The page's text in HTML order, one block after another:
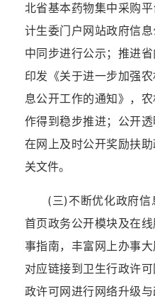
北省基本药物集中采购
计生委门户网站政府信
中同步进行公示；推进省
印发《关于进一步加强
息公开工作的通知》，
作得到稳步推进；公开透
在网上及时公开奖励扶
关文件。
(三)不断优化政府
首页政务公开模块及在
事指南，丰富网上办事
对应链接到卫生行政许
政许可网进行网络升级